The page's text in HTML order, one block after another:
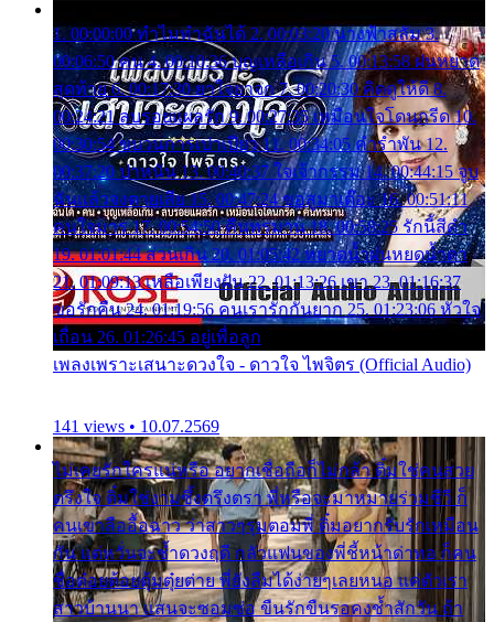
1. 00:00:00 ทำไมทำฉันได้ 2. 00:03:20 นางฟ้าสลัม 3.
00:06:50 คน 4. 00:10:36 บุญเหลือเกิน 5. 00:13:58 ฝนหยาด
สุดท้าย 6. 00:17:30 ยาใจยาจก 7. 00:20:30 คิดดูให้ดี 8.
00:24:21 ลบรอยแผลรัก 9. 00:27:35 เหมือนใจโดนกรีด 10.
00:30:54 ขบวนการเปาเปียว 11. 00:34:05 คำรำพัน 12.
00:37:20 ปาหนัน 13. 00:40:37 ใจเจ้ากรรม 14. 00:44:15 จูบ
ฉันแล้วจงตายเสีย 15. 00:47:24 ขอสูมาเต๊อะ 16. 00:51:11
คนใจมาร 17. 00:54:50 คืนทรมาน 18. 00:58:25 รักนี้สีดำ
19. 01:01:44 ส่วนเกิน 20. 01:05:42 หยาดน้ำฝนหยดน้ำตา
21. 01:09:13 เหลือเพียงฝัน 22. 01:13:26 เขา 23. 01:16:37
ขอรักคืน 24. 01:19:56 คนเรารักกันยาก 25. 01:23:06 หัวใจ
เถื่อน 26. 01:26:45 อยู่เพื่อลูก
เพลงเพราะเสนาะดวงใจ - ดาวใจ ไพจิตร (Official Audio)
141 views • 10.07.2569
ไม่เคยรักใครแน่หรือ อยากเชื่อถือก็ไม่กล้า ติ๋มใช่คนสวย
ตรึงใจ ติ๋มใช่งามซึ้งตรึงตรา พี่หรือจะมาหมายร่วมชีวี ก็
คนเขาลืออื้อฉาว ว่าสาวๆรุมตอมพี่ ติ๋มอยากรับรักเหมือน
กัน แต่หวั่นจะช้ำดวงฤดี กลัวแฟนของพี่ชี้หน้าด่าทอ ก็คน
ชื่อต๋อยต้อยตุ้มตุ๋ยต่าย พี่ยังลืมได้ง่ายๆเลยหนอ แค่ตัวเรา
สาวบ้านนา แสนจะซอมซ่อ ขืนรักขืนรอคงช้ำสักวัน ถ้า